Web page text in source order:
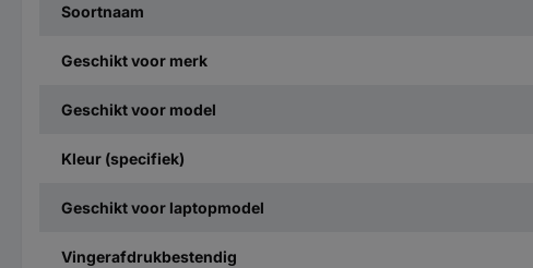
Soortnaam
Geschikt voor merk
Geschikt voor model
Kleur (specifiek)
Geschikt voor laptopmodel
Vingerafdrukbestendig